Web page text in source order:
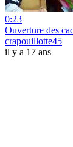
0:23
Ouverture des
crapouillotte45
il y a 17 ans